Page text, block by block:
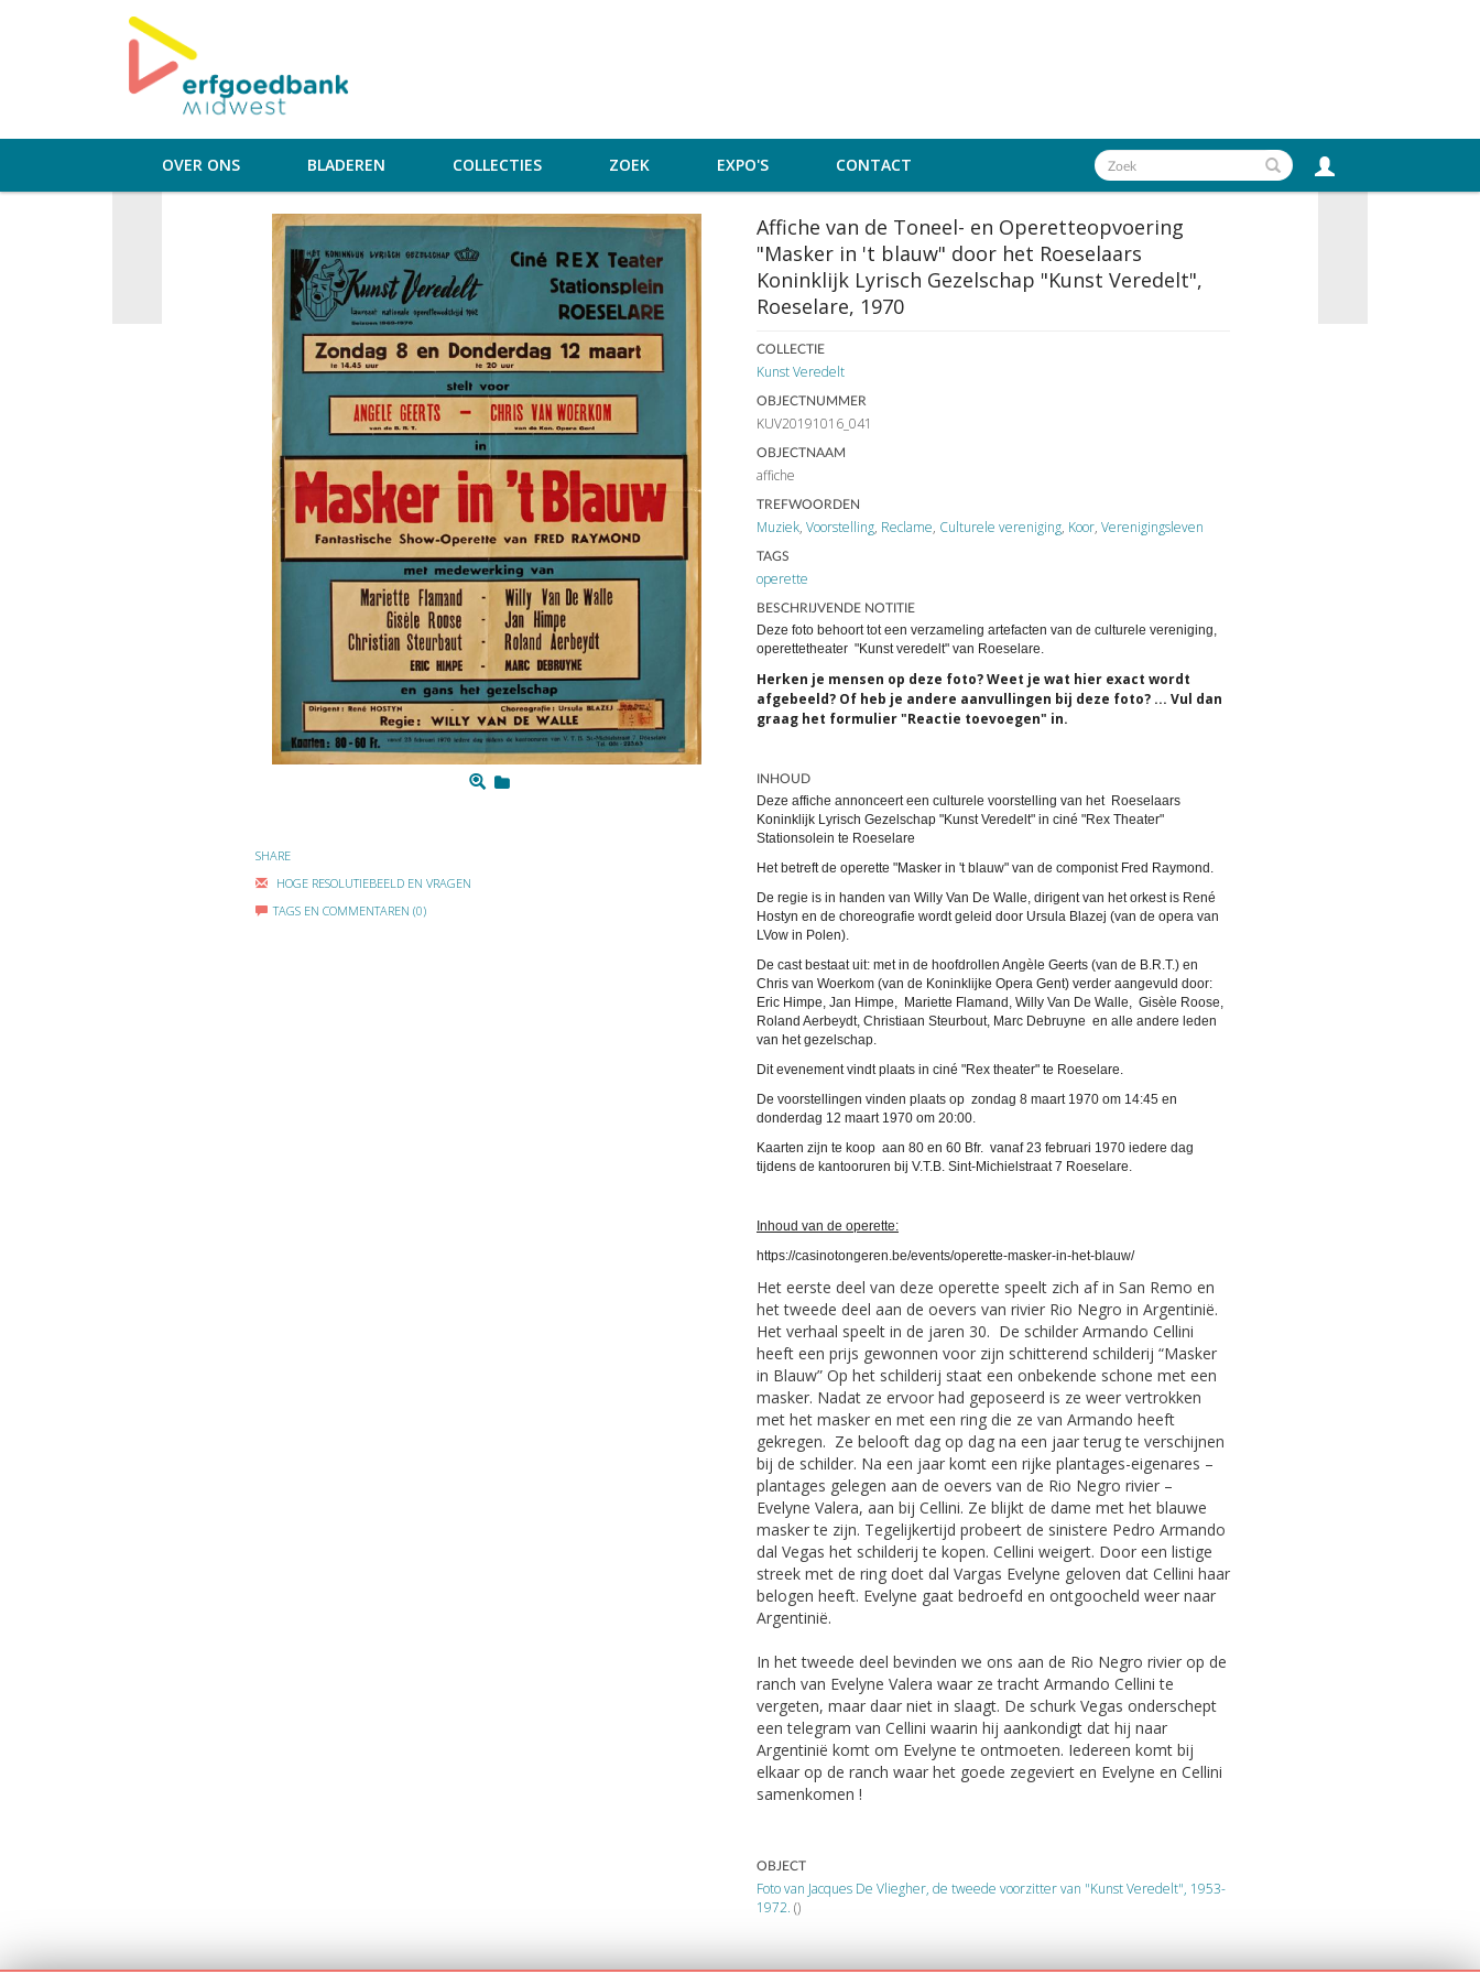
OVER ONS BLADEREN COLLECTIES ZOEK EXPO'S CONTACT
SHARE
HOGE RESOLUTIEBEELD EN VRAGEN
TAGS EN COMMENTAREN (0)
Affiche van de Toneel- en Operetteopvoering
"Masker in 't blauw" door het Roeselaars
Koninklijk Lyrisch Gezelschap "Kunst Veredelt",
Roeselare, 1970
COLLECTIE
Kunst Veredelt
OBJECTNUMMER
KUV20191016_041
OBJECTNAAM
affiche
TREFWOORDEN
Muziek, Voorstelling, Reclame, Culturele vereniging, Koor, Verenigingsleven
TAGS
operette
BESCHRIJVENDE NOTITIE
Deze foto behoort tot een verzameling artefacten van de culturele vereniging,
operettetheater "Kunst veredelt" van Roeselare.
Herken je mensen op deze foto? Weet je wat hier exact wordt
afgebeeld? Of heb je andere aanvullingen bij deze foto? ... Vul dan
graag het formulier "Reactie toevoegen" in.
INHOUD
Deze affiche annonceert een culturele voorstelling van het Roeselaars
Koninklijk Lyrisch Gezelschap "Kunst Veredelt" in ciné "Rex Theater"
Stationsolein te Roeselare
Het betreft de operette "Masker in 't blauw" van de componist Fred Raymond.
De regie is in handen van Willy Van De Walle, dirigent van het orkest is René
Hostyn en de choreografie wordt geleid door Ursula Blazej (van de opera van
LVow in Polen).
De cast bestaat uit: met in de hoofdrollen Angèle Geerts (van de B.R.T.) en
Chris van Woerkom (van de Koninklijke Opera Gent) verder aangevuld door:
Eric Himpe, Jan Himpe, Mariette Flamand, Willy Van De Walle, Gisèle Roose,
Roland Aerbeydt, Christiaan Steurbout, Marc Debruyne en alle andere leden
van het gezelschap.
Dit evenement vindt plaats in ciné "Rex theater" te Roeselare.
De voorstellingen vinden plaats op zondag 8 maart 1970 om 14:45 en
donderdag 12 maart 1970 om 20:00.
Kaarten zijn te koop aan 80 en 60 Bfr. vanaf 23 februari 1970 iedere dag
tijdens de kantooruren bij V.T.B. Sint-Michielstraat 7 Roeselare.
Inhoud van de operette:
https://casinotongeren.be/events/operette-masker-in-het-blauw/
Het eerste deel van deze operette speelt zich af in San Remo en
het tweede deel aan de oevers van rivier Rio Negro in Argentinië.
Het verhaal speelt in de jaren 30. De schilder Armando Cellini
heeft een prijs gewonnen voor zijn schitterend schilderij “Masker
in Blauw” Op het schilderij staat een onbekende schone met een
masker. Nadat ze ervoor had geposeerd is ze weer vertrokken
met het masker en met een ring die ze van Armando heeft
gekregen. Ze belooft dag op dag na een jaar terug te verschijnen
bij de schilder. Na een jaar komt een rijke plantages-eigenares –
plantages gelegen aan de oevers van de Rio Negro rivier –
Evelyne Valera, aan bij Cellini. Ze blijkt de dame met het blauwe
masker te zijn. Tegelijkertijd probeert de sinistere Pedro Armando
dal Vegas het schilderij te kopen. Cellini weigert. Door een listige
streek met de ring doet dal Vargas Evelyne geloven dat Cellini haar
belogen heeft. Evelyne gaat bedroefd en ontgoocheld weer naar
Argentinië.
In het tweede deel bevinden we ons aan de Rio Negro rivier op de
ranch van Evelyne Valera waar ze tracht Armando Cellini te
vergeten, maar daar niet in slaagt. De schurk Vegas onderschept
een telegram van Cellini waarin hij aankondigt dat hij naar
Argentinië komt om Evelyne te ontmoeten. Iedereen komt bij
elkaar op de ranch waar het goede zegeviert en Evelyne en Cellini
samenkomen !
OBJECT
Foto van Jacques De Vliegher, de tweede voorzitter van "Kunst Veredelt", 1953-
1972. ()